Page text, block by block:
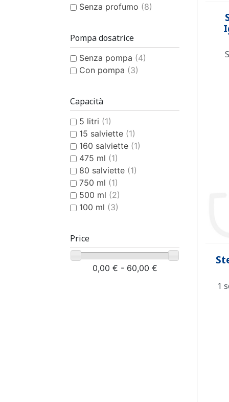
Senza profumo (8)
Pompa dosatrice
Senza pompa (4)
Con pompa (3)
Capacità
5 litri (1)
15 salviette (1)
160 salviette (1)
475 ml (1)
80 salviette (1)
750 ml (1)
500 ml (2)
100 ml (3)
Price
0,00 € - 60,00 €
1